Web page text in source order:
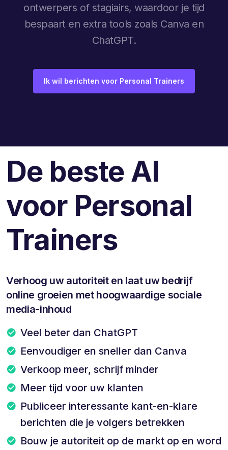
ontwerpers of stagiairs, waardoor je tijd
bespaart en extra tools zoals Canva en
ChatGPT.
Ik wil berichten voor Personal Trainers
De beste AI
voor Personal
Trainers
Verhoog uw autoriteit en laat uw bedrijf
online groeien met hoogwaardige sociale
media-inhoud
Veel beter dan ChatGPT
Eenvoudiger en sneller dan Canva
Verkoop meer, schrijf minder
Meer tijd voor uw klanten
Publiceer interessante kant-en-klare
berichten die je volgers betrekken
Bouw je autoriteit op de markt op en word